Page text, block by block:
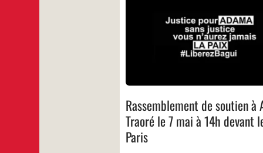
Rassemblement de soutien à
Traoré le 7 mai à 14h devant
Paris
le policier qui a tué George Floyd
condamné par la justice
française, qui n’a toujours pas
les gendarmes responsables de la
frère Adama, me poursuit. Je